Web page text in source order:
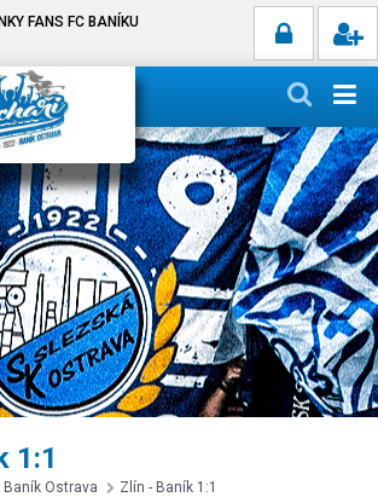
FANS FC BANÍKU
1:1
Baník Ostrava Zlín - Baník 1:1